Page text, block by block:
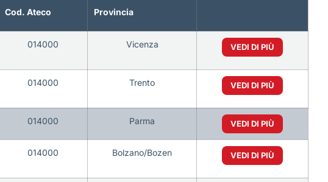
Cod. Ateco Provincia
014000 Vicenza VEDI DI PIÙ
014000 Trento VEDI DI PIÙ
014000 Parma VEDI DI PIÙ
014000 Bolzano/Bozen VEDI DI PIÙ